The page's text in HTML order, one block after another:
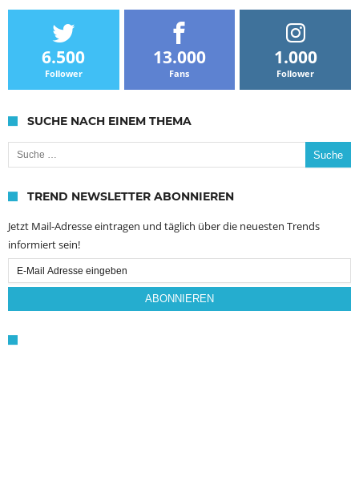
6.500
Follower
13.000
Fans
1.000
Follower
SUCHE NACH EINEM THEMA
Suche nach:
TREND NEWSLETTER ABONNIEREN
Jetzt Mail-Adresse eintragen und täglich über die neuesten Trends
informiert sein!
Email
Subscription
ABONNIEREN